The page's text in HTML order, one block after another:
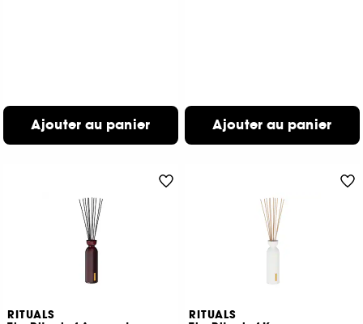
Ajouter au panier Ajouter au panier
RITUALS
RITUALS